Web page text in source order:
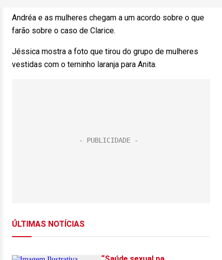
Andréa e as mulheres chegam a um acordo sobre o que
farão sobre o caso de Clarice.
Jéssica mostra a foto que tirou do grupo de mulheres
vestidas com o terninho laranja para Anita.